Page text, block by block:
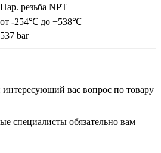
Нар. резьба NPT
от -254℃ до +538℃
537 bar
вас вопрос по товару
специалисты обязательно вам